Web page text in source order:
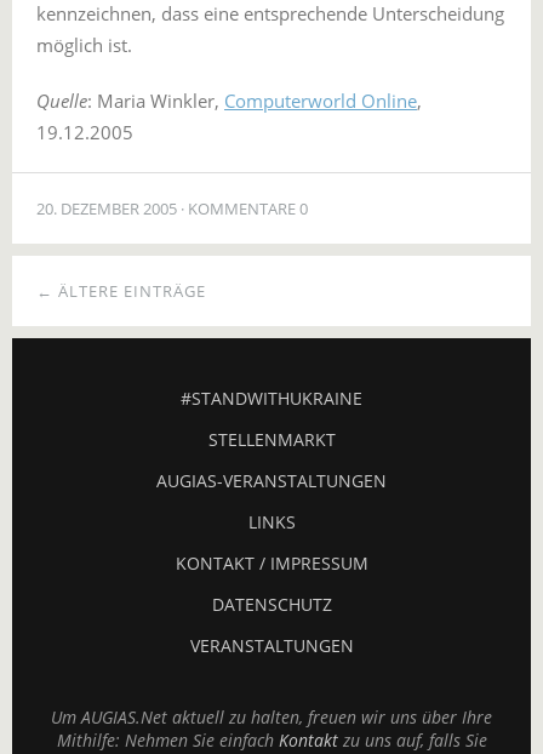
kennzeichnen, dass eine entsprechende Unterscheidung
möglich ist.
Quelle: Maria Winkler, Computerworld Online,
19.12.2005
20. DEZEMBER 2005 KOMMENTARE 0
← ÄLTERE EINTRÄGE
#STANDWITHUKRAINE
STELLENMARKT
AUGIAS-VERANSTALTUNGEN
LINKS
KONTAKT / IMPRESSUM
DATENSCHUTZ
VERANSTALTUNGEN
Um AUGIAS.Net aktuell zu halten, freuen wir uns über Ihre
Mithilfe: Nehmen Sie einfach Kontaktzu uns auf, falls Sie